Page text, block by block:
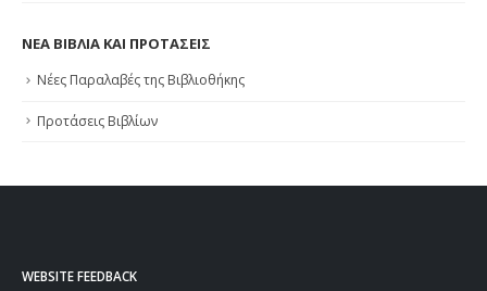
ΝΕΑ ΒΙΒΛΙΑ ΚΑΙ ΠΡΟΤΑΣΕΙΣ
Νέες Παραλαβές της Βιβλιοθήκης
Προτάσεις Βιβλίων
WEBSITE FEEDBACK